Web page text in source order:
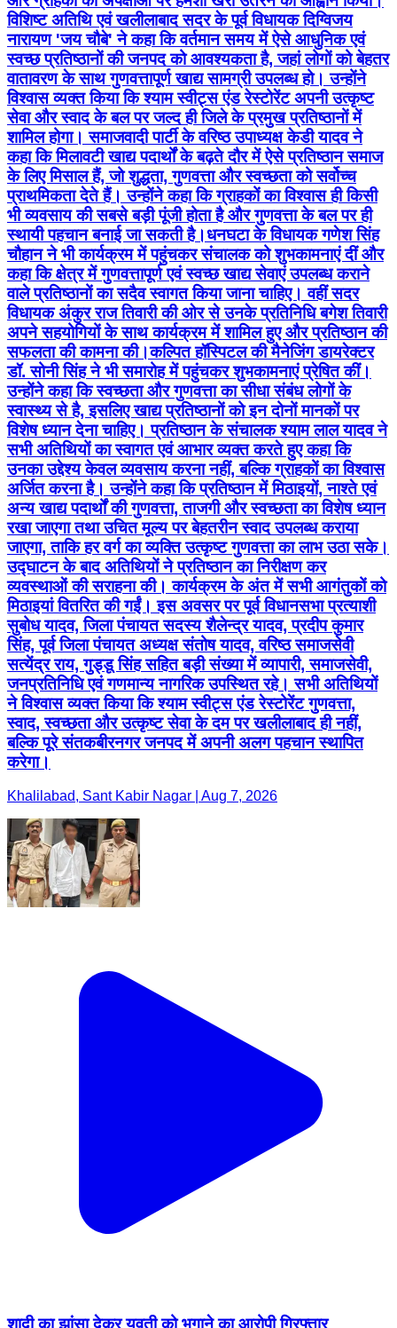
विशिष्ट अतिथि एवं खलीलाबाद सदर के पूर्व विधायक दिग्विजय
नारायण 'जय चौबे' ने कहा कि वर्तमान समय में ऐसे आधुनिक एवं
स्वच्छ प्रतिष्ठानों की जनपद को आवश्यकता है, जहां लोगों को बेहतर
वातावरण के साथ गुणवत्तापूर्ण खाद्य सामग्री उपलब्ध हो। उन्होंने
विश्वास व्यक्त किया कि श्याम स्वीट्स एंड रेस्टोरेंट अपनी उत्कृष्ट
सेवा और स्वाद के बल पर जल्द ही जिले के प्रमुख प्रतिष्ठानों में
शामिल होगा। समाजवादी पार्टी के वरिष्ठ उपाध्यक्ष केडी यादव ने
कहा कि मिलावटी खाद्य पदार्थों के बढ़ते दौर में ऐसे प्रतिष्ठान समाज
के लिए मिसाल हैं, जो शुद्धता, गुणवत्ता और स्वच्छता को सर्वोच्च
प्राथमिकता देते हैं। उन्होंने कहा कि ग्राहकों का विश्वास ही किसी
भी व्यवसाय की सबसे बड़ी पूंजी होता है और गुणवत्ता के बल पर ही
स्थायी पहचान बनाई जा सकती है।धनघटा के विधायक गणेश सिंह
चौहान ने भी कार्यक्रम में पहुंचकर संचालक को शुभकामनाएं दीं और
कहा कि क्षेत्र में गुणवत्तापूर्ण एवं स्वच्छ खाद्य सेवाएं उपलब्ध कराने
वाले प्रतिष्ठानों का सदैव स्वागत किया जाना चाहिए। वहीं सदर
विधायक अंकुर राज तिवारी की ओर से उनके प्रतिनिधि बगेश तिवारी
अपने सहयोगियों के साथ कार्यक्रम में शामिल हुए और प्रतिष्ठान की
सफलता की कामना की।कल्पित हॉस्पिटल की मैनेजिंग डायरेक्टर
डॉ. सोनी सिंह ने भी समारोह में पहुंचकर शुभकामनाएं प्रेषित कीं।
उन्होंने कहा कि स्वच्छता और गुणवत्ता का सीधा संबंध लोगों के
स्वास्थ्य से है, इसलिए खाद्य प्रतिष्ठानों को इन दोनों मानकों पर
विशेष ध्यान देना चाहिए। प्रतिष्ठान के संचालक श्याम लाल यादव ने
सभी अतिथियों का स्वागत एवं आभार व्यक्त करते हुए कहा कि
उनका उद्देश्य केवल व्यवसाय करना नहीं, बल्कि ग्राहकों का विश्वास
अर्जित करना है। उन्होंने कहा कि प्रतिष्ठान में मिठाइयों, नाश्ते एवं
अन्य खाद्य पदार्थों की गुणवत्ता, ताजगी और स्वच्छता का विशेष ध्यान
रखा जाएगा तथा उचित मूल्य पर बेहतरीन स्वाद उपलब्ध कराया
जाएगा, ताकि हर वर्ग का व्यक्ति उत्कृष्ट गुणवत्ता का लाभ उठा सके।
उद्घाटन के बाद अतिथियों ने प्रतिष्ठान का निरीक्षण कर
व्यवस्थाओं की सराहना की। कार्यक्रम के अंत में सभी आगंतुकों को
मिठाइयां वितरित की गईं। इस अवसर पर पूर्व विधानसभा प्रत्याशी
सुबोध यादव, जिला पंचायत सदस्य शैलेन्द्र यादव, प्रदीप कुमार
सिंह, पूर्व जिला पंचायत अध्यक्ष संतोष यादव, वरिष्ठ समाजसेवी
सत्येंद्र राय, गुड्डू सिंह सहित बड़ी संख्या में व्यापारी, समाजसेवी,
जनप्रतिनिधि एवं गणमान्य नागरिक उपस्थित रहे। सभी अतिथियों
ने विश्वास व्यक्त किया कि श्याम स्वीट्स एंड रेस्टोरेंट गुणवत्ता,
स्वाद, स्वच्छता और उत्कृष्ट सेवा के दम पर खलीलाबाद ही नहीं,
बल्कि पूरे संतकबीरनगर जनपद में अपनी अलग पहचान स्थापित
करेगा।
Khalilabad, Sant Kabir Nagar | Aug 7, 2026
शादी का झांसा देकर युवती को भगाने का आरोपी गिरफ्तार